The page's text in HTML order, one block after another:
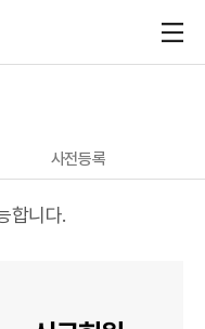
사전등록
합니다.